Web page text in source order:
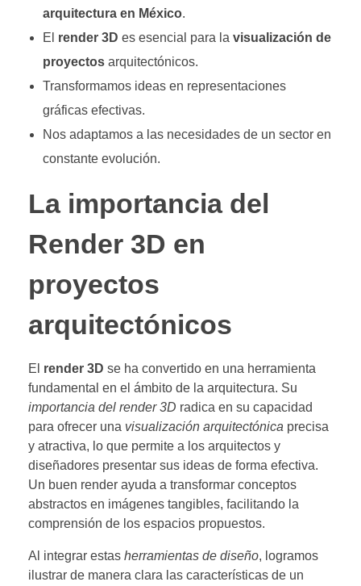
arquitectura en México.
El render 3D es esencial para la visualización de
proyectosarquitectónicos.
Transformamos ideas en representaciones
gráficas efectivas.
Nos adaptamos a las necesidades de un sector en
constante evolución.
La importancia del
Render 3D en
proyectos
arquitectónicos
El render 3D se ha convertido en una herramienta
fundamental en el ámbito de la arquitectura. Su
importancia del render 3D radica en su capacidad
para ofrecer una visualización arquitectónica precisa
y atractiva, lo que permite a los arquitectos y
diseñadores presentar sus ideas de forma efectiva.
Un buen render ayuda a transformar conceptos
abstractos en imágenes tangibles, facilitando la
comprensión de los espacios propuestos.
Al integrar estas herramientas de diseño, logramos
ilustrar de manera clara las características de un